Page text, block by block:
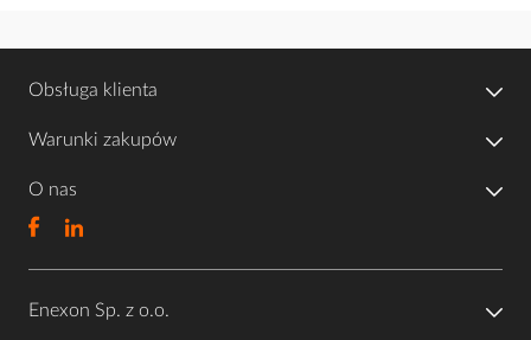
Obsługa klienta
Warunki zakupów
O nas
Enexon Sp. z o.o.